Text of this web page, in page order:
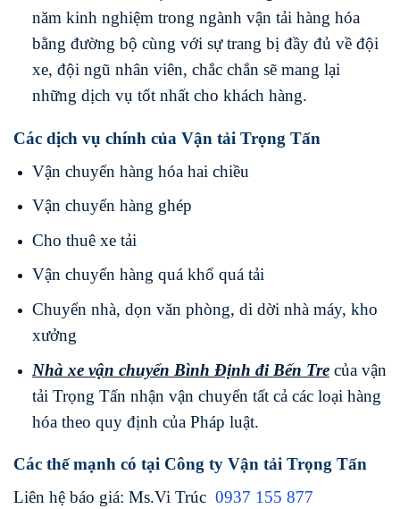
năm kinh nghiệm trong ngành vận tải hàng hóa
bằng đường bộ cùng với sự trang bị đầy đủ về đội
xe, đội ngũ nhân viên, chắc chắn sẽ mang lại
những dịch vụ tốt nhất cho khách hàng.
Các dịch vụ chính của Vận tải Trọng Tấn
Vận chuyển hàng hóa hai chiều
Vận chuyển hàng ghép
Cho thuê xe tải
Vận chuyển hàng quá khổ quá tải
Chuyển nhà, dọn văn phòng, di dời nhà máy, kho
xưởng
Nhà xe vận chuyển Bình Định đi Bến Trecủa vận
tải Trọng Tấn nhận vận chuyển tất cả các loại hàng
hóa theo quy định của Pháp luật.
Các thế mạnh có tại Công ty Vận tải Trọng Tấn
Liên hệ báo giá: Ms.Vi Trúc 0937 155 877